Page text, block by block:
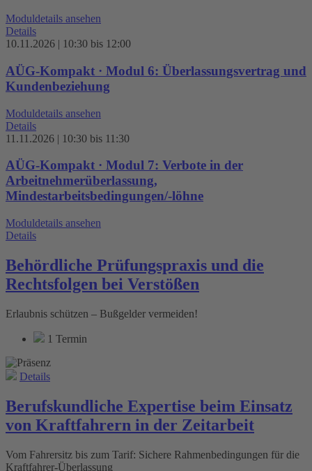
Moduldetails ansehen
Details
10.11.2026 | 10:30 bis 12:00
AÜG-Kompakt · Modul 6: Überlassungsvertrag und
Kundenbeziehung
Moduldetails ansehen
Details
11.11.2026 | 10:30 bis 11:30
AÜG-Kompakt · Modul 7: Verbote in der
Arbeitnehmerüberlassung,
Mindestarbeitsbedingungen/-löhne
Moduldetails ansehen
Details
Behördliche Prüfungspraxis und die
Rechtsfolgen bei Verstößen
Erlaubnis schützen – Bußgelder vermeiden!
1 Termin
Details
Berufskundliche Expertise beim Einsatz
von Kraftfahrern in der Zeitarbeit
Vom Fahrersitz bis zum Tarif: Sichere Rahmenbedingungen für die
Kraftfahrer-Überlassung